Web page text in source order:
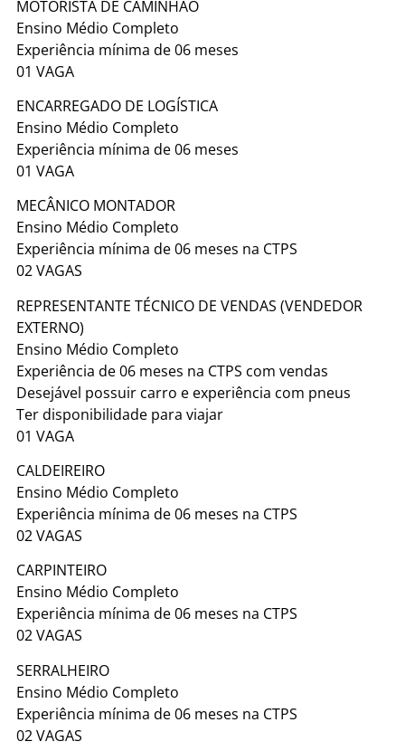
MOTORISTA DE CAMINHÃO
Ensino Médio Completo
Experiência mínima de 06 meses
01 VAGA
ENCARREGADO DE LOGÍSTICA
Ensino Médio Completo
Experiência mínima de 06 meses
01 VAGA
MECÂNICO MONTADOR
Ensino Médio Completo
Experiência mínima de 06 meses na CTPS
02 VAGAS
REPRESENTANTE TÉCNICO DE VENDAS (VENDEDOR
EXTERNO)
Ensino Médio Completo
Experiência de 06 meses na CTPS com vendas
Desejável possuir carro e experiência com pneus
Ter disponibilidade para viajar
01 VAGA
CALDEIREIRO
Ensino Médio Completo
Experiência mínima de 06 meses na CTPS
02 VAGAS
CARPINTEIRO
Ensino Médio Completo
Experiência mínima de 06 meses na CTPS
02 VAGAS
SERRALHEIRO
Ensino Médio Completo
Experiência mínima de 06 meses na CTPS
02 VAGAS